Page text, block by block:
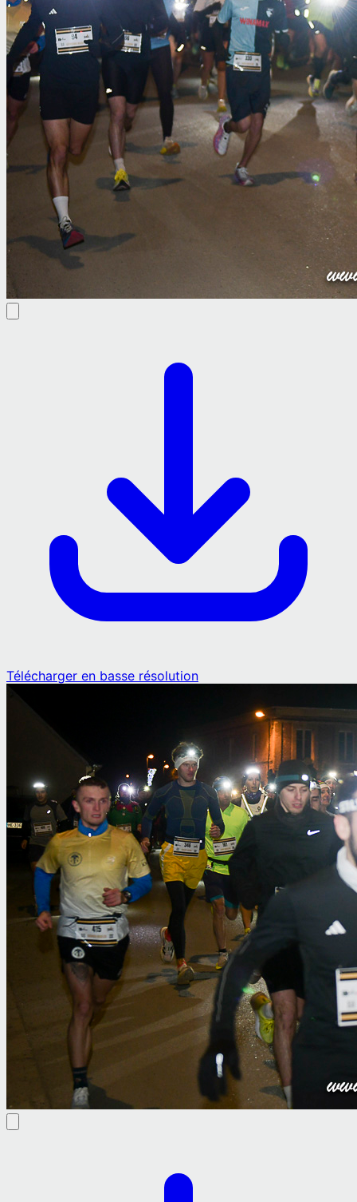
Télécharger en basse résolution